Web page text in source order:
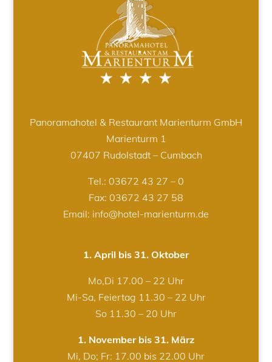
Panoramahotel & Restaurant Marienturm GmbH
Marienturm 1
07407 Rudolstadt – Cumbach
Tel.: 03672 43 27 – 0
Fax: 03672 43 27 58
Email: info@hotel-marienturm.de
1. April bis 31. Oktober
Mo,Di 17.00 – 22 Uhr
Mi-Sa, Feiertag 11.30 – 22 Uhr
So 11.30 – 20 Uhr
1. November bis 31. März
Mi, Do; Fr: 17.00 bis 22.00 Uhr